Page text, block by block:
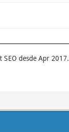
SEO desde Apr 2017.